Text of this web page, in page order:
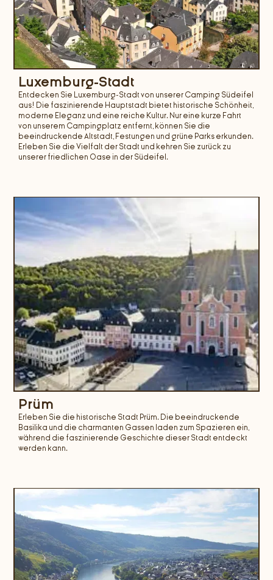
Luxemburg-Stadt
Entdecken Sie Luxemburg-Stadt von unserer Camping Südeifel
aus! Die faszinierende Hauptstadt bietet historische Schönheit,
moderne Eleganz und eine reiche Kultur. Nur eine kurze Fahrt
von unserem Campingplatz entfernt, können Sie die
beeindruckende Altstadt, Festungen und grüne Parks erkunden.
Erleben Sie die Vielfalt der Stadt und kehren Sie zurück zu
unserer friedlichen Oase in der Südeifel.
Prüm
Erleben Sie die historische Stadt Prüm. Die beeindruckende
Basilika und die charmanten Gassen laden zum Spazieren ein,
während die faszinierende Geschichte dieser Stadt entdeckt
werden kann.